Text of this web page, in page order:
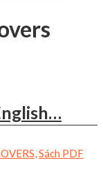
,Sách PDF